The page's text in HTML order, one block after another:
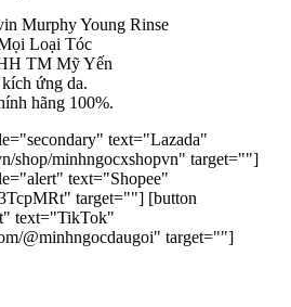
Murphy Young Rinse
Loại Tóc
TM Mỹ Yến
ứng da.
hãng 100%.
text="Lazada"
shop/minhngocxshopvn" target=""]
text="Shopee"
target=""] [button
text="TikTok"
@minhngocdaugoi" target=""]